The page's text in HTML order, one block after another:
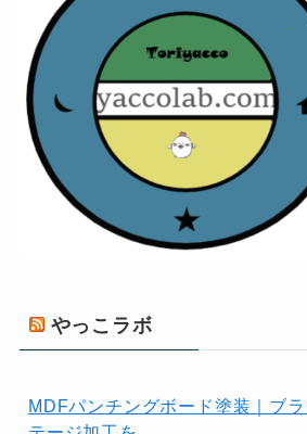
やっこラボ
MDFパンチングボード塗装｜ブ